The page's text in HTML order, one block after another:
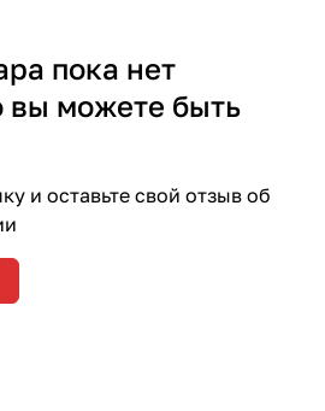
пока нет
вы можете быть
и оставьте свой отзыв об